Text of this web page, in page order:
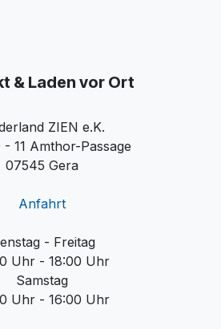
& Laden vor Ort
ZIEN e.K.
11 Amthor-Passage
07545 Gera
Anfahrt
- Freitag
Uhr - 18:00 Uhr
Samstag
Uhr - 16:00 Uhr